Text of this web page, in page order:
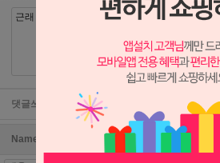
근래 먹은중에 제일 맛있어요.재구매가 안되네요
댓글쓰기
Name